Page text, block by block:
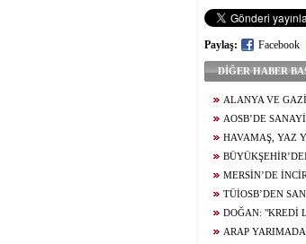
Paylaş: Facebook
DİĞER HABER
ALANYA VE
NAYLONU DESTEĞİ
AOSB’DE
HAVAMAŞ, YAZ
KARŞILIYOR
DESTEĞİ
MERSİN’DE
TÜİOSB’DEN
YATIRIM FIRSATI
DOĞAN: "KREDİ
DİKKATE
ARAP